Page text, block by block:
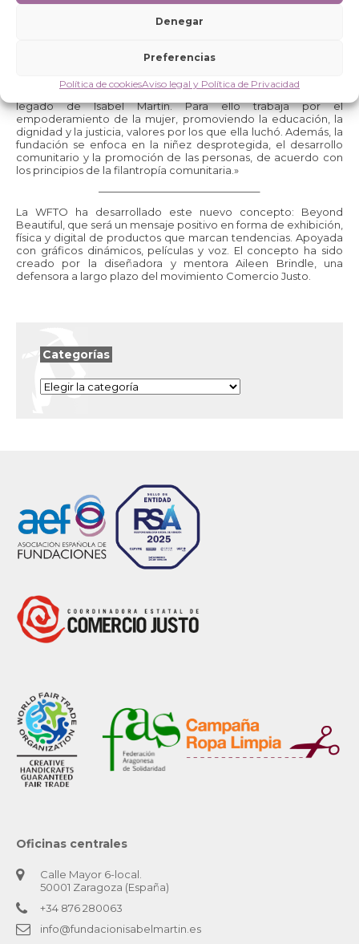
Denegar
Preferencias
Política de cookiesAviso legal y Política de Privacidad
Con el apoyo de la Fundación Isabel Martin, WFTO está
evolucionando su enfoque de las exposiciones para crear una
como la calidad de sus productos.
La Fundación Isabel Martin apoya desde hace mucho tiempo a
WFTO. La organización nació con la vocación de continuar el
legado de Isabel Martín. Para ello trabaja por el
empoderamiento de la mujer, promoviendo la educación, la
dignidad y la justicia, valores por los que ella luchó. Además, la
fundación se enfoca en la niñez desprotegida, el desarrollo
comunitario y la promoción de las personas, de acuerdo con
los principios de la filantropía comunitaria.»
———————————————–
La WFTO ha desarrollado este nuevo concepto: Beyond
Beautiful, que será un mensaje positivo en forma de exhibición,
física y digital de productos que marcan tendencias. Apoyada
con gráficos dinámicos, películas y voz. El concepto ha sido
creado por la diseñadora y mentora Aileen Brindle, una
defensora a largo plazo del movimiento Comercio Justo.
Categorías
Categorías
Oficinas centrales
Calle Mayor 6-local.
50001 Zaragoza (España)
+34 876 280063
info@fundacionisabelmartin.es